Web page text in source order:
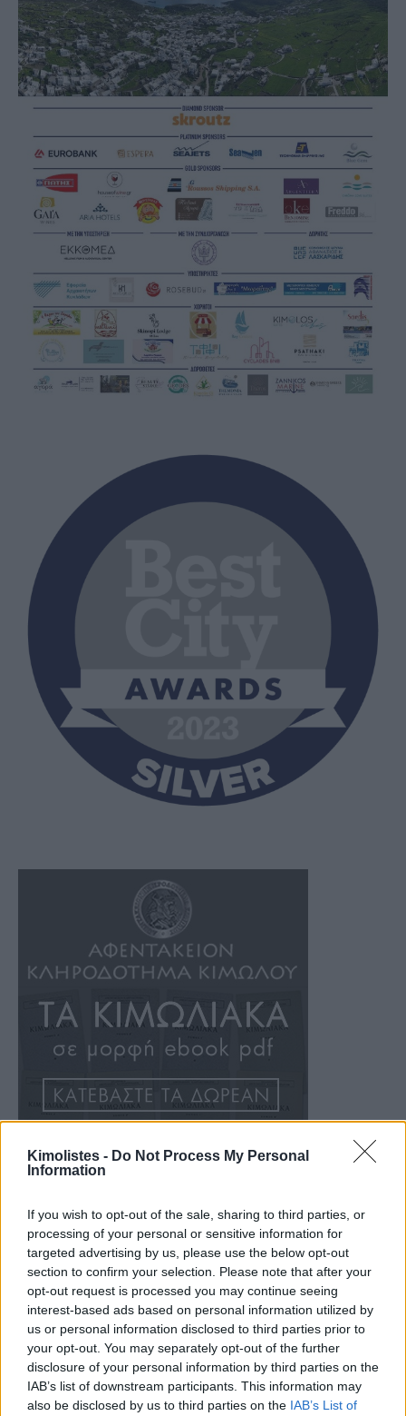
Kimolistes - Do Not Process My Personal
Information
If you wish to opt-out of the sale, sharing to third parties, or
processing of your personal or sensitive information for
targeted advertising by us, please use the below opt-out
section to confirm your selection. Please note that after your
opt-out request is processed you may continue seeing
interest-based ads based on personal information utilized by
us or personal information disclosed to third parties prior to
your opt-out. You may separately opt-out of the further
disclosure of your personal information by third parties on the
IAB’s list of downstream participants. This information may
also be disclosed by us to third parties on the IAB’s List of